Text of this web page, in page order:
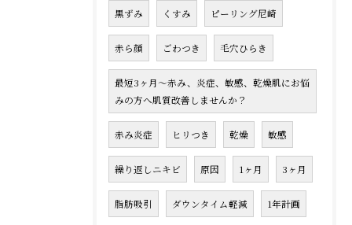
黒ずみ くすみ ピーリング尼崎
赤ら顔 ごわつき 毛穴ひらき
最短3ヶ月〜赤み、炎症、敏感、乾燥肌にお悩
みの方へ肌質改善しませんか？
赤み炎症 ヒリつき 乾燥 敏感
繰り返しニキビ 原因 1ヶ月 3ヶ月
脂肪吸引 ダウンタイム軽減 1年計画